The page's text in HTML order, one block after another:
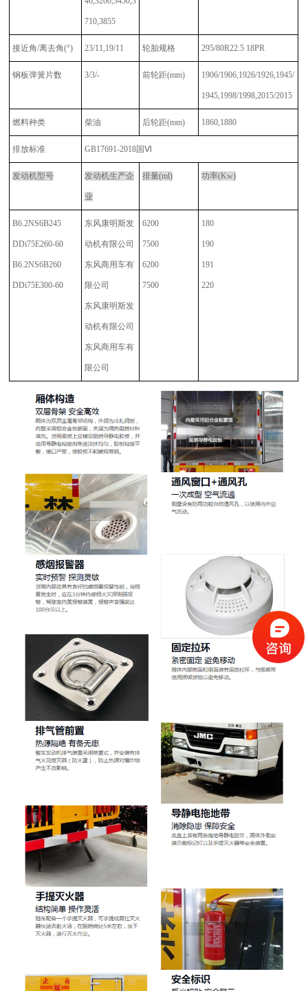
710,3855
接近角/离去角(°) 23/11,19/11 轮胎规格 295/80R22.5 18PR
钢板弹簧片数 3/3/- 前轮距(mm) 1906/1906,1926/1926,1945/
1945,1998/1998,2015/2015
燃料种类 柴油 后轮距(mm) 1860,1880
排放标准 GB17691-2018国Ⅵ
发动机型号 发动机生产企
业
排量(ml) 功率(Kw)
B6.2NS6B245
DDi75E260-60
B6.2NS6B260
DDi75E300-60
东风康明斯发
动机有限公司
东风商用车有
限公司
东风康明斯发
动机有限公司
东风商用车有
限公司
6200
7500
6200
7500
180
190
191
220